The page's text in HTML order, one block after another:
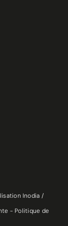
Inodia /
- Politique de